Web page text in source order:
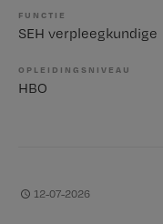
FUNCTIE
SEH verpleegkundige
OPLEIDINGSNIVEAU
HBO
12-07-2026